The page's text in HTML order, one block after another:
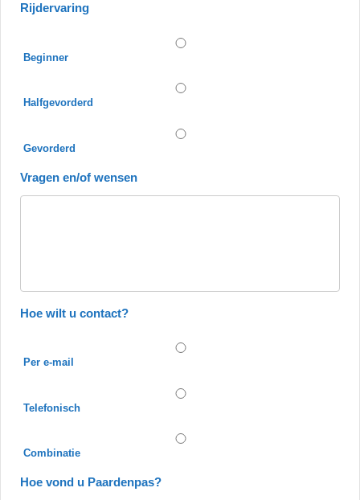
Rijdervaring
Beginner
Halfgevorderd
Gevorderd
Vragen en/of wensen
Hoe wilt u contact?
Per e-mail
Telefonisch
Combinatie
Hoe vond u Paardenpas?